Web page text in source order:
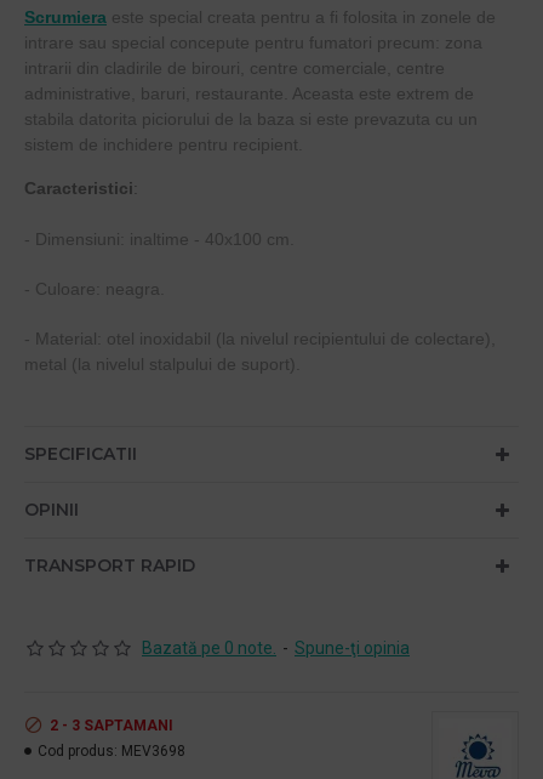
Scrumiera este special creata pentru a fi folosita in zonele de
intrare sau special concepute pentru fumatori precum: zona
intrarii din cladirile de birouri, centre comerciale, centre
administrative, baruri, restaurante. Aceasta este extrem de
stabila datorita piciorului de la baza si este prevazuta cu un
sistem de inchidere pentru recipient.
Caracteristici:
- Dimensiuni: inaltime - 40x100 cm.
- Culoare: neagra.
- Material: otel inoxidabil (la nivelul recipientului de colectare),
metal (la nivelul stalpului de suport).
SPECIFICATII
OPINII
TRANSPORT RAPID
Bazată pe 0 note. - Spune-ţi opinia
2 - 3 SAPTAMANI
Cod produs: MEV3698